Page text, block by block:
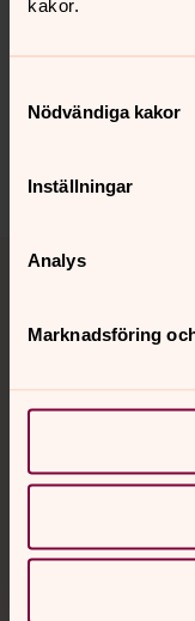
kakor.
Nödvändiga kakor
Inställningar
Analys
Marknadsföring
Synpunkter
Hitta snabbt